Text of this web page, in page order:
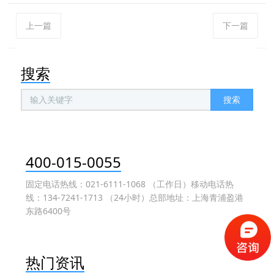
上一篇 下一篇
搜索
搜索
400-015-0055
固定电话热线：021-6111-1068 （工作日）移动电话热
线：134-7241-1713 （24小时）总部地址：上海青浦盈港
东路6400号
热门资讯